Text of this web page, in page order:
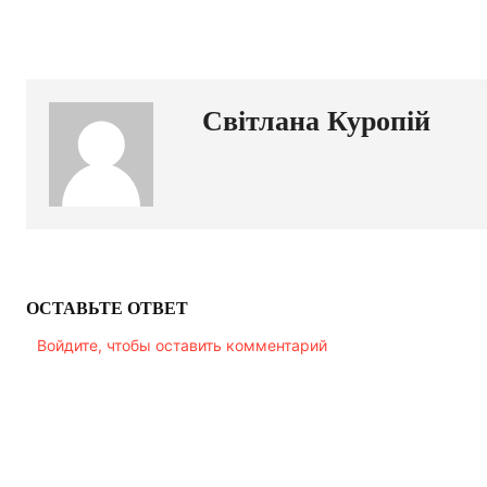
Світлана Куропій
ОСТАВЬТЕ ОТВЕТ
Войдите, чтобы оставить комментарий